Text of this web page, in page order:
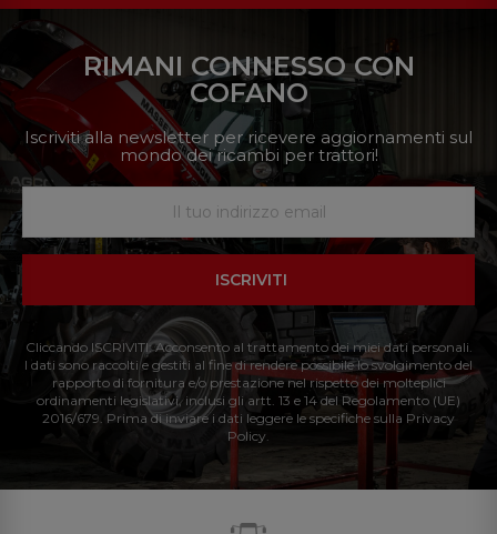
RIMANI CONNESSO CON
COFANO
Iscriviti alla newsletter per ricevere aggiornamenti sul
mondo dei ricambi per trattori!
ISCRIVITI
Cliccando ISCRIVITI: Acconsento al trattamento dei miei dati personali.
I dati sono raccolti e gestiti al fine di rendere possibile lo svolgimento del
rapporto di fornitura e/o prestazione nel rispetto dei molteplici
ordinamenti legislativi, inclusi gli artt. 13 e 14 del Regolamento (UE)
2016/679. Prima di inviare i dati leggere le specifiche sulla Privacy
Policy.